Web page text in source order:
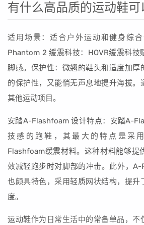
有什么高品质的运动鞋可
适用场景：适合户外运动和健身综
Phantom 2 缓震科技：HOVR缓震科技
脚感。保护性：微翘的鞋头和适度加厚
的保护性，又能悄无声息地提升海拔。
其他运动项目。
安踏A-Flashfoam 设计特点：安踏A-
技感的跑鞋，其最大的特点是采
Flashfoam缓震材料。这种材料能够提
效减轻跑步时对脚部的冲击。此外，
也颇具特色，采用轻质网状结构，提升
度。
运动鞋作为日常生活中的常备单品，不